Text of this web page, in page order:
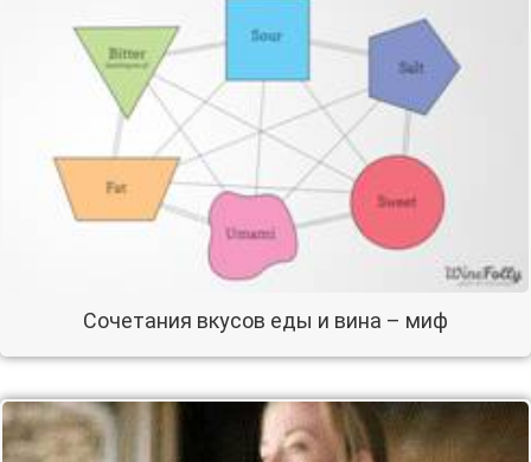
Сочетания вкусов еды и вина – миф